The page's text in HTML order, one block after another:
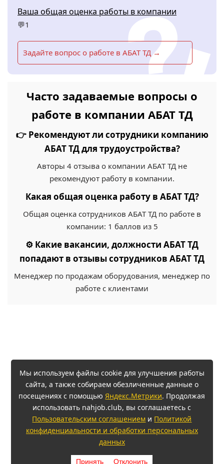
Ваша общая оценка работы в компании
💬1
Задайте вопрос о работе в АБАТ ТД →
Часто задаваемые вопросы о
работе в компании АБАТ ТД
👉 Рекомендуют ли сотрудники компанию
АБАТ ТД для трудоустройства?
Авторы 4 отзыва о компании АБАТ ТД не
рекомендуют работу в компании.
Какая общая оценка работу в АБАТ ТД?
Общая оценка сотрудников АБАТ ТД по работе в
компании: 1 баллов из 5
⚙️ Какие вакансии, должности АБАТ ТД
попадают в отзывы сотрудников АБАТ ТД
Менеджер по продажам оборудования, менеджер по
работе с клиентами
Мы используем файлы cookie для улучшения работы
сайта, а также собираем обезличенные данные о
посещениях с помощьюЯндекс.Метрики. Продолжая
использовать nahjob.club, вы соглашаетесь с
Пользовательским соглашением и Политикой
конфиденциальности и обработки персональных
данных
Принять Отклонить